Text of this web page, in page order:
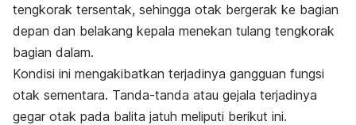
tengkorak tersentak, sehingga otak bergerak ke bagian
depan dan belakang kepala menekan tulang tengkorak
bagian dalam.
Kondisi ini mengakibatkan terjadinya gangguan fungsi
otak sementara. Tanda-tanda atau gejala terjadinya
gegar otak pada balita jatuh meliputi berikut ini.